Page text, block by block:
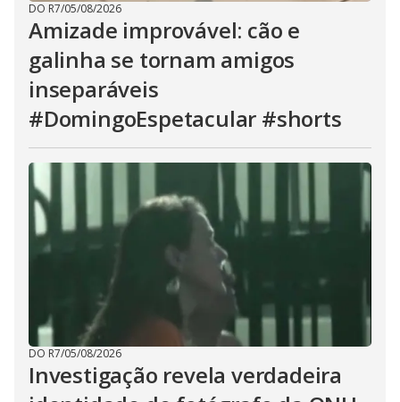
DO R7/05/08/2026
Amizade improvável: cão e
galinha se tornam amigos
inseparáveis
#DomingoEspetacular #shorts
DO R7/05/08/2026
Investigação revela verdadeira